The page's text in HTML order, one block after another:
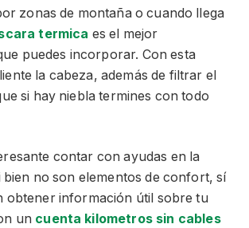
zonas de montaña o cuando llega
termica es el mejor
puedes incorporar. Con esta
la cabeza, además de filtrar el
si hay niebla termines con todo
contar con ayudas en la
bien no son elementos de confort, sí
obtener información útil sobre tu
un cuenta kilometros sin cables